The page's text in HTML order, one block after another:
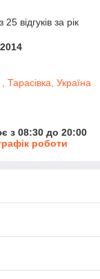
відгуків за рік
Тарасівка, Україна
з 08:30 до 20:00
роботи